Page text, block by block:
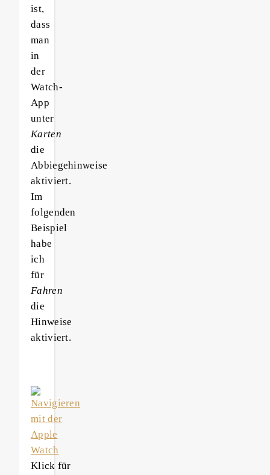
ist,
dass
man
in
der
Watch-
App
unter
Karten
die
Abbiegehinweise
aktiviert.
Im
folgenden
Beispiel
habe
ich
für
Fahren
die
Hinweise
aktiviert.
Klick für